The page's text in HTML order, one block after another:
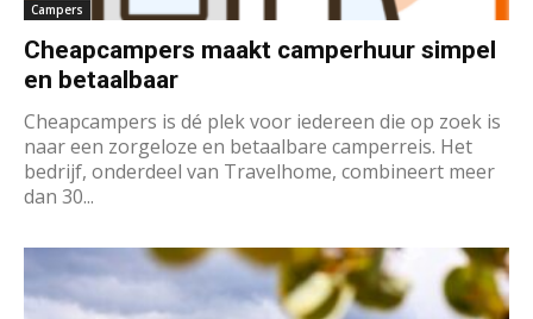
Campers
Cheapcampers maakt camperhuur simpel
en betaalbaar
Cheapcampers is dé plek voor iedereen die op zoek is
naar een zorgeloze en betaalbare camperreis. Het
bedrijf, onderdeel van Travelhome, combineert meer
dan 30...